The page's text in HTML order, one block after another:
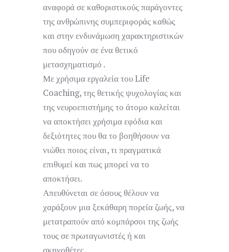
αναφορά σε καθοριστικούς παράγοντες
της ανθρώπινης συμπεριφοράς καθώς
και στην ενδυνάμωση χαρακτηριστικών
που οδηγούν σε ένα θετικό
μετασχηματισμό .
Με χρήσιμα εργαλεία του Life
Coaching, της θετικής ψυχολογίας και
της νευροεπιστήμης το άτομο καλείται
να αποκτήσει χρήσιμα εφόδια και
δεξιότητες που θα το βοηθήσουν να
νιώθει ποιος είναι, τι πραγματικά
επιθυμεί και πως μπορεί να το
αποκτήσει.
Απευθύνεται σε όσους θέλουν να
χαράξουν μια ξεκάθαρη πορεία ζωής, να
μετατραπούν από κομπάρσοι της ζωής
τους σε πρωταγωνιστές ή και
σκηνοθέτες.